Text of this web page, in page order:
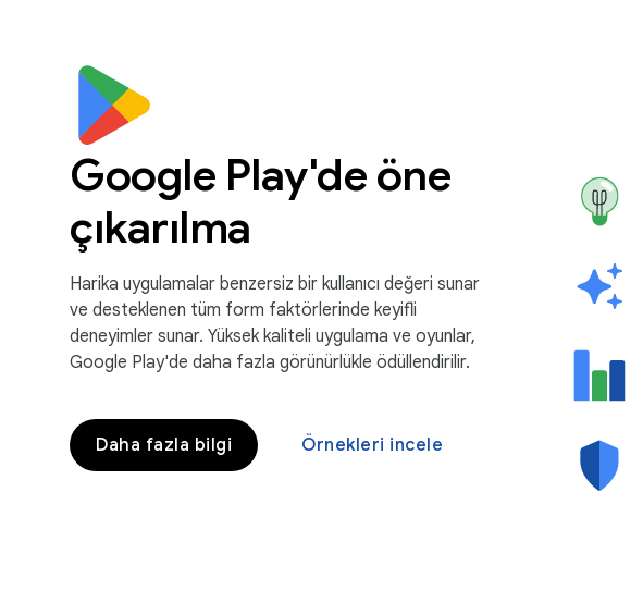
Google Play'de öne
çıkarılma
Harika uygulamalar benzersiz bir kullanıcı değeri sunar
ve desteklenen tüm form faktörlerinde keyifli
deneyimler sunar. Yüksek kaliteli uygulama ve oyunlar,
Google Play'de daha fazla görünürlükle ödüllendirilir.
Daha fazla bilgi Örnekleri incele